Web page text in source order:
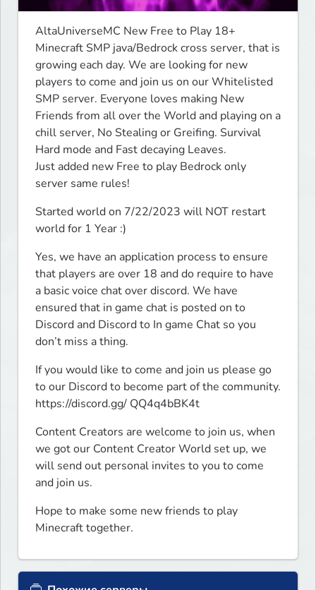
AltaUniverseMC New Free to Play 18+
Minecraft SMP java/Bedrock cross server, that is
growing each day. We are looking for new
players to come and join us on our Whitelisted
SMP server. Everyone loves making New
Friends from all over the World and playing on a
chill server, No Stealing or Greifing. Survival
Hard mode and Fast decaying Leaves.
Just added new Free to play Bedrock only
server same rules!
Started world on 7/22/2023 will NOT restart
world for 1 Year :)
Yes, we have an application process to ensure
that players are over 18 and do require to have
a basic voice chat over discord. We have
ensured that in game chat is posted on to
Discord and Discord to In game Chat so you
don’t miss a thing.
If you would like to come and join us please go
to our Discord to become part of the community.
https://discord.gg/ QQ4q4bBK4t
Content Creators are welcome to join us, when
we got our Content Creator World set up, we
will send out personal invites to you to come
and join us.
Hope to make some new friends to play
Minecraft together.